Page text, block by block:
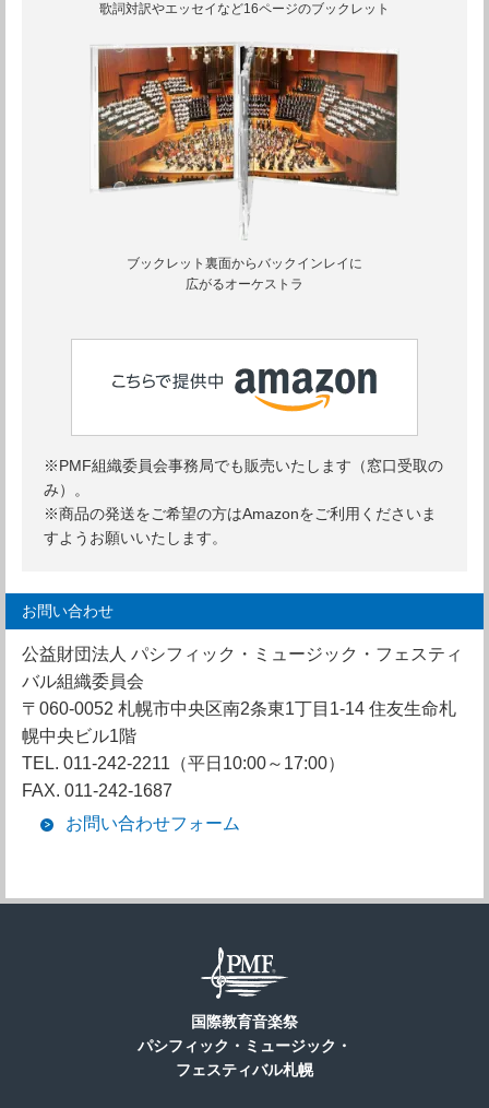
歌詞対訳やエッセイなど16ページのブックレット
ブックレット裏面からバックインレイに
広がるオーケストラ
※PMF組織委員会事務局でも販売いたします（窓口受取の
み）。
※商品の発送をご希望の方はAmazonをご利用くださいま
すようお願いいたします。
お問い合わせ
公益財団法人 パシフィック・ミュージック・フェスティ
バル組織委員会
〒060-0052 札幌市中央区南2条東1丁目1-14 住友生命札
幌中央ビル1階
TEL. 011-242-2211（平日10:00～17:00）
FAX. 011-242-1687
お問い合わせフォーム
国際教育音楽祭
パシフィック・ミュージック・
フェスティバル札幌